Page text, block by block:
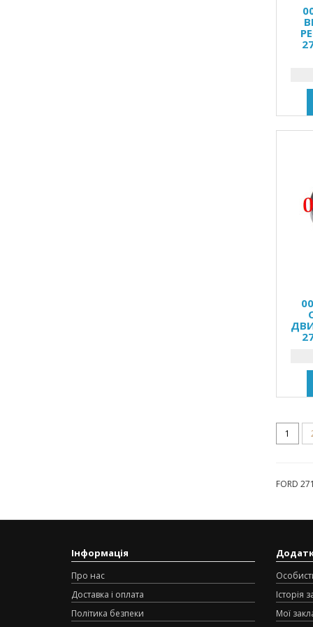
1
FORD
Інформація
Про нас
Доставка і оплата
Політика безпеки
Історія
Мої